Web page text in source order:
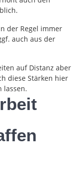
der Regel immer
auch aus der
auf Distanz aber
diese Stärken hier
lassen.